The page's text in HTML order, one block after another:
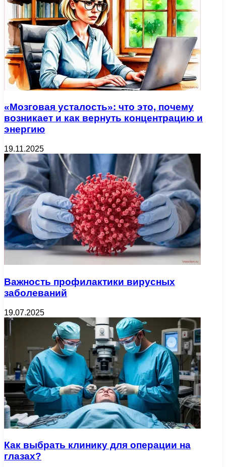
«Мозговая усталость»: что это, почему
возникает и как вернуть концентрацию и
энергию
19.11.2025
Важность профилактики вирусных
заболеваний
19.07.2025
Как выбрать клинику для операции на
глазах?